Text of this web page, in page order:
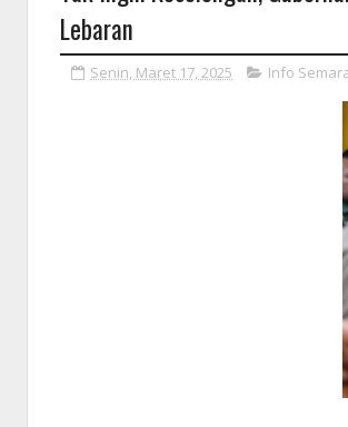
Lebaran
Senin, Maret 17, 2025 Info